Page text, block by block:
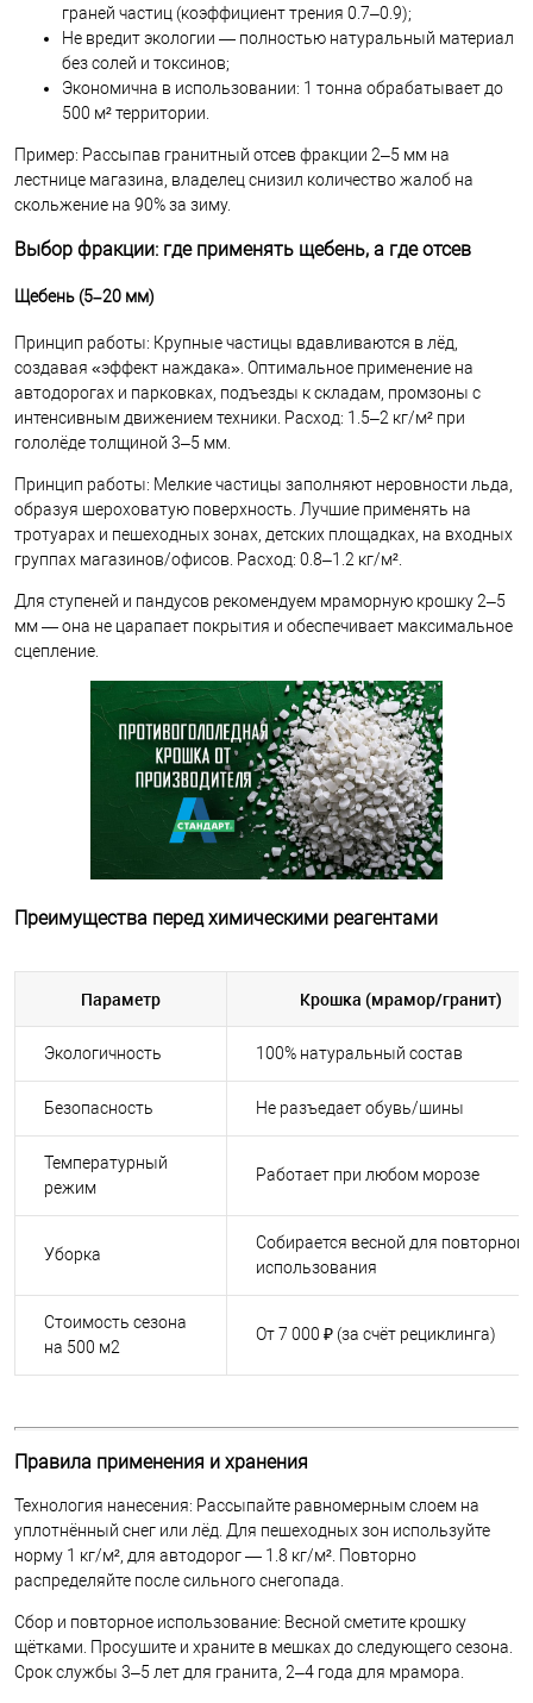
граней частиц (коэффициент трения 0.7–0.9);
Не вредит экологии — полностью натуральный материал
без солей и токсинов;
Экономична в использовании: 1 тонна обрабатывает до
500 м² территории.
Пример: Рассыпав гранитный отсев фракции 2–5 мм на
лестнице магазина, владелец снизил количество жалоб на
скольжение на 90% за зиму.
Выбор фракции: где применять щебень, а где отсев
Щебень (5–20 мм)
Принцип работы: Крупные частицы вдавливаются в лёд,
создавая «эффект наждака». Оптимальное применение на
автодорогах и парковках, подъезды к складам, промзоны с
интенсивным движением техники. Расход: 1.5–2 кг/м² при
гололёде толщиной 3–5 мм.
Принцип работы: Мелкие частицы заполняют неровности льда,
образуя шероховатую поверхность. Лучшие применять на
тротуарах и пешеходных зонах, детских площадках, на входных
группах магазинов/офисов. Расход: 0.8–1.2 кг/м².
Для ступеней и пандусов рекомендуем мраморную крошку 2–5
мм — она не царапает покрытия и обеспечивает максимальное
сцепление.
Преимущества перед химическими реагентами
Параметр Крошка (мрамор/гранит)
Экологичность 100% натуральный состав
Безопасность Не разъедает обувь/шины
Температурный
режим
Работает при любом морозе
Уборка
Собирается весной для повторного
использования
Стоимость сезона
на 500 м2
От 7 000 ₽ (за счёт рециклинга)
Правила применения и хранения
Технология нанесения: Рассыпайте равномерным слоем на
уплотнённый снег или лёд. Для пешеходных зон используйте
норму 1 кг/м², для автодорог — 1.8 кг/м². Повторно
распределяйте после сильного снегопада.
Сбор и повторное использование: Весной сметите крошку
щётками. Просушите и храните в мешках до следующего сезона.
Срок службы 3–5 лет для гранита, 2–4 года для мрамора.